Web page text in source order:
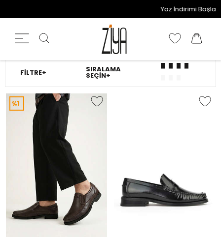
Yaz İndirimi Başladı!
FILTRE+ SIRALAMA
SEÇIN+
%1